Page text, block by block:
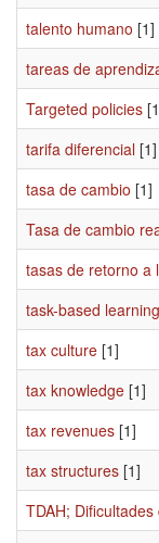
talento humano [1]
tareas de
Targeted policies
tarifa diferencial [1]
tasa de cambio [1]
Tasa de cambio
tasas de retorno a
task-based learning
tax culture [1]
tax knowledge [1]
tax revenues [1]
tax structures [1]
TDAH;